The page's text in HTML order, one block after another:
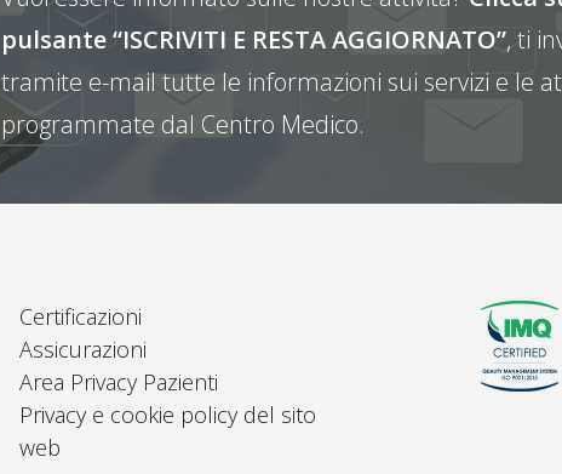
pulsante “ISCRIVITI E RESTA AGGIORNATO”, ti
tramite e-mail tutte le informazioni sui servizi e le
programmate dal Centro Medico.
Certificazioni
Assicurazioni
Area Privacy Pazienti
Privacy e cookie policy del sito
web